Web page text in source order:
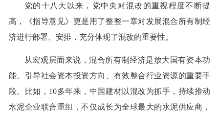
党的十八大以来，党中央对混改的重视程度不断提
高，《指导意见》更是用了整整一章对发展混合所有制经
济进行部署、安排，充分体现了混改的重要性。
从宏观层面来说，混合所有制经济是放大国有资本功
能、引导社会资本投资方向、有效整合行业资源的重要手
段。比如，10多年来，中国建材以混改为抓手，持续推动
水泥企业联合重组，不仅成长为全球最大的水泥供应商，